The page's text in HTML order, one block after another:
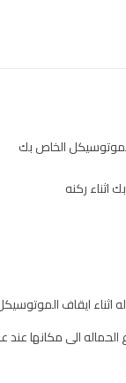
الخاص بك
ركنه
اثناء ايقاف
الى مكانها عند